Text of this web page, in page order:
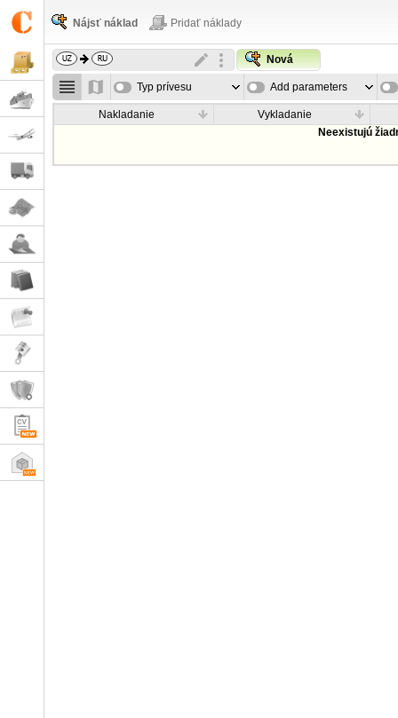
Nájsť náklad Pridať náklady
Nová
Typ prívesu Add parameters
Nakladanie
Vykladanie
Neexistujú